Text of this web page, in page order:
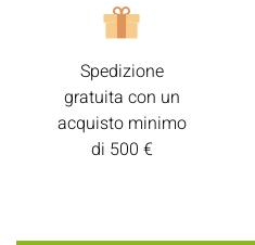
Spedizione
gratuita con un
acquisto minimo
di 500 €